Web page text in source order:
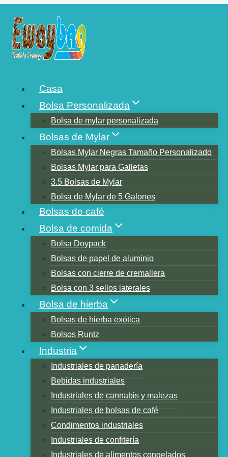
contenido
Casa
Bolsa Personalizada
Bolsa de mylar personalizada
Bolsas de Mylar
Bolsas Mylar Negras Tamaño Personalizado
Bolsas Mylar para Galletas
3.5 Bolsas de Mylar
Bolsa de Mylar de 5 Galones
Bolsas de café
Bolsa de comida
Bolsa Doypack
Bolsas de papel de aluminio
Bolsas con cierre de cremallera
Bolsa con 3 sellos laterales
Bolsa de hierba
Bolsas de hierba exótica
Bolsos Runtz
Industria
Industriales de panadería
Bebidas industriales
Industriales de cannabis y malezas
Industriales de bolsas de café
Condimentos industriales
Industriales de confitería
Industriales de alimentos congelados
EMPRESAS DE ENVASES
FLEXIBLES EN DUBAI
Tabla de contenidos
1.Paquete del Golfo Este
2.Aalmir Plastic Industries LLC.
3.Al Bayader Internacional
4. Grupo EMPI
5.Amber Packaging Industries L.L.C.
6.Swiss Pac EAU
7.Embalaje de plásticos integrado
8.Embalaje árabe
9.Huhtamaki Flexible EAU
10.Paquete Halcón
Mejor empresa de embalaje flexible en
China